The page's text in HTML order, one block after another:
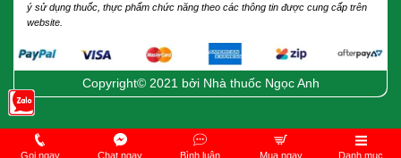
ý sử dụng thuốc, thực phẩm chức năng theo các thông tin được cung cấp trên
website.
Copyright© 2021 bởi Nhà thuốc Ngọc Anh
Gọi ngay Chat ngay Bình luận Mua ngay Danh mục